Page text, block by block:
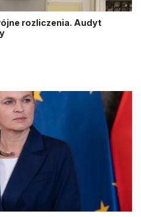
rozliczenia. Audyt